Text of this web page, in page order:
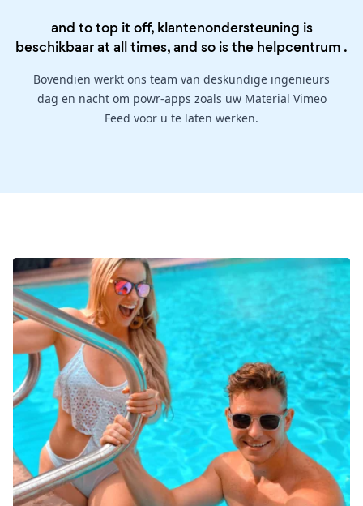
and to top it off, klantenondersteuning is
beschikbaar at all times, and so is the helpcentrum .
Bovendien werkt ons team van deskundige ingenieurs
dag en nacht om powr-apps zoals uw Material Vimeo
Feed voor u te laten werken.